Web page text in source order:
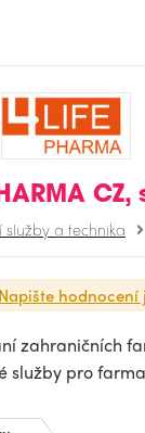
CZ,
služby a technika
Napište
zahraničních
služby pro